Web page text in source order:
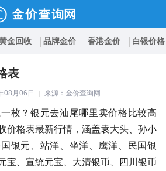
金回收 品牌金价 香港金价 白银价格
表
08月06日 来源：金价查询网
枚？银元去汕尾哪里卖价格比较高
价格表最新行情，涵盖袁大头、孙小
银元、站洋、坐洋、鹰洋、民国银
宝、宣统元宝、大清银币、四川银币